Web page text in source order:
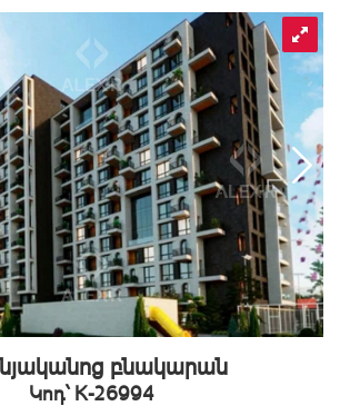
բնակարան
Կոդ` K-26994